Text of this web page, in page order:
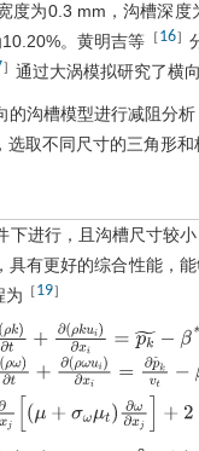
度为0.3 mm，沟槽深
。黄明吉等 ［16］
］ 通过大涡模拟研究了横
沟槽模型进行减阻分
取不同尺寸的三角形
进行，且沟槽尺寸较
有更好的综合性能，
为 ［19］
k∂t+∂ρ kui∂xi=pk- β*ρ kω +∂
∂ ω i∂ =
β ρω2 jμ+ σωμt∂ω